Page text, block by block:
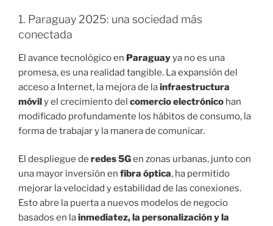
1. Paraguay 2025: una sociedad más
conectada
El avance tecnológico en Paraguayya no es una
promesa, es una realidad tangible. La expansión del
acceso a Internet, la mejora de lainfraestructura
móvily el crecimiento del comercio electrónico han
modificado profundamente los hábitos de consumo, la
forma de trabajar y la manera de comunicar.
El despliegue de redes 5Gen zonas urbanas, junto con
una mayor inversión en fibra óptica, ha permitido
mejorar la velocidad y estabilidad de las conexiones.
Esto abre la puerta a nuevos modelos de negocio
basados en lainmediatez, la personalización y la